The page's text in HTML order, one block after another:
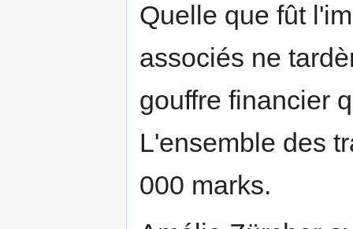
Quelle que fût
associés ne
gouffre financier
L'ensemble des
000 marks.